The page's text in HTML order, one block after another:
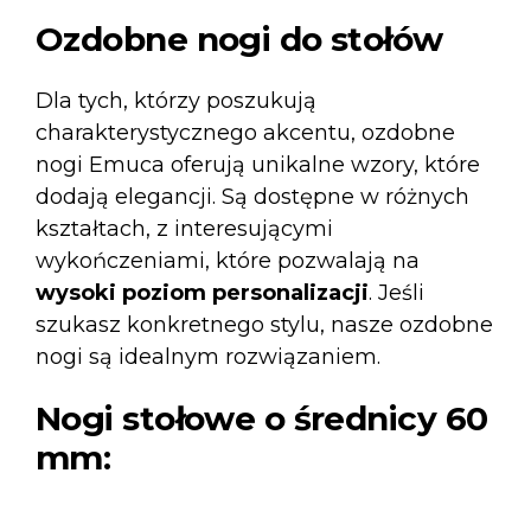
Ozdobne nogi do stołów
Dla tych, którzy poszukują
charakterystycznego akcentu, ozdobne
nogi Emuca oferują unikalne wzory, które
dodają elegancji. Są dostępne w różnych
kształtach, z interesującymi
wykończeniami, które pozwalają na
wysoki poziom personalizacji. Jeśli
szukasz konkretnego stylu, nasze ozdobne
nogi są idealnym rozwiązaniem.
Nogi stołowe o średnicy 60
mm: